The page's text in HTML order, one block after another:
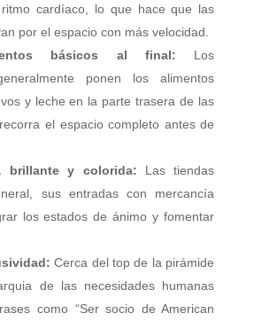
cardíaco, lo que hace que las
por el espacio con más velocidad.
básicos al final: Los
ponen los alimentos
y leche en la parte trasera de las
el espacio completo antes de
brillante y colorida: Las tiendas
sus entradas con mercancía
los estados de ánimo y fomentar
Cerca del top de la pirámide
de las necesidades humanas
como “Ser socio de American